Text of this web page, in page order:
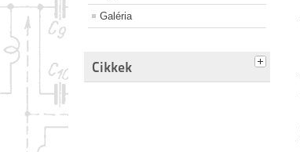
Galéria
Cikkek